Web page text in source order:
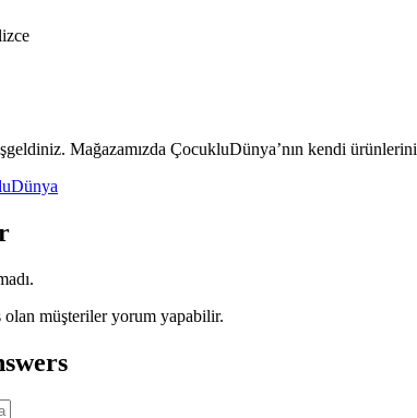
Mağazamızda ÇocukluDünya’nın kendi ürünlerini
olan müşteriler yorum yapabilir.